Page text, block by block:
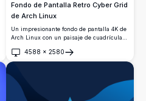
Fondo de Pantalla Retro Cyber Grid
de Arch Linux
Un impresionante fondo de pantalla 4K de
Arch Linux con un paisaje de cuadrícula
Arch Linux brillando sobre un fondo
oscuro cyberpunk, perfecto para
4588 × 2580
Abrir